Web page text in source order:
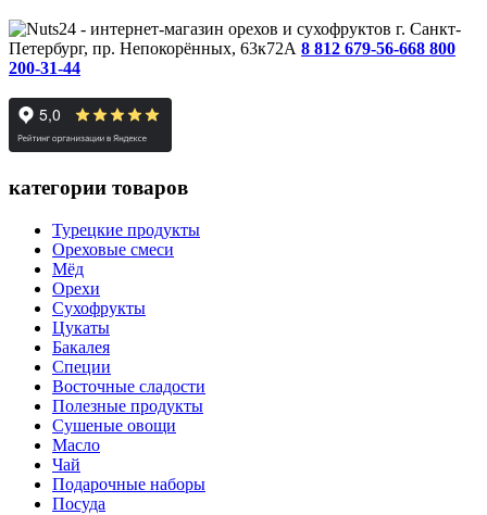
г. Санкт-
Петербург, пр. Непокорённых, 63к72А 8 812 679-56-668 800
200-31-44
категории товаров
Турецкие продукты
Ореховые смеси
Мёд
Орехи
Сухофрукты
Цукаты
Бакалея
Специи
Восточные сладости
Полезные продукты
Сушеные овощи
Масло
Чай
Подарочные наборы
Посуда